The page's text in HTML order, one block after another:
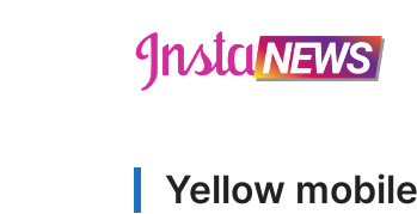
Yellow